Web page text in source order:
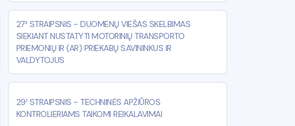
27³ STRAIPSNIS -DUOMENŲ VIEŠAS SKELBIMAS
SIEKIANT NUSTATYTI MOTORINIŲ TRANSPORTO
PRIEMONIŲ IR (AR) PRIEKABŲ SAVININKUS IR
VALDYTOJUS
29¹ STRAIPSNIS - TECHNINĖS APŽIŪROS
KONTROLIERIAMS TAIKOMI REIKALAVIMAI